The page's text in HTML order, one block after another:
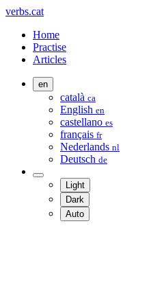
verbs.cat
Home
Practise
Articles
en
català ca
English en
castellano es
français fr
Nederlands nl
Deutsch de
Light
Dark
Auto